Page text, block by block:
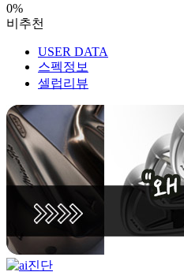
0%
비추천
USER DATA
스펙정보
셀럽리뷰